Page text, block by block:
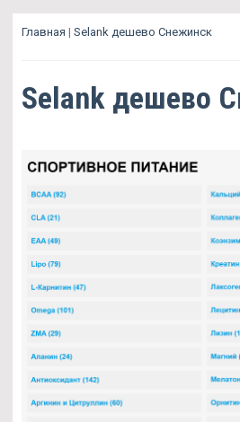
Главная | Selank дешево Снежинск
Selank дешево